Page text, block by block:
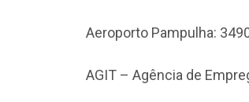
Aeroporto Pampulha:
AGIT – Agência de